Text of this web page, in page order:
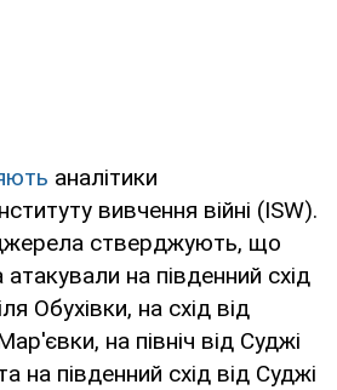
аналітики
вивчення війні (ISW).
стверджують, що
атакували на південний схід
Обухівки, на схід від
на північ від Суджі
на південний схід від Суджі